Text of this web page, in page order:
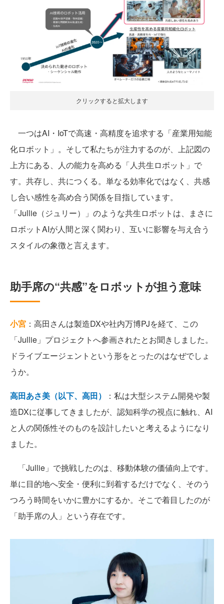
クリックすると拡大します
一つはAI・IoTで高速・高精度を追求する「産業用知能
化ロボット」。そして私たちが注力するのが、上記図の
上方にある、人の能力を高める「人共生ロボット」で
す。共存し、共につくる。単なる効率化ではなく、共感
し合い感性を高め合う関係を目指しています。
「Jullie（ジュリー）」のような共生ロボットは、まさに
ロボットAIが人間と深く関わり、互いに影響を与え合う
スタイルの象徴と言えます。
助手席の“共感”をロボットが担う意味
小宮 ：高田さんは製造DXや社内万博PJを経て、この
「Jullie」プロジェクトへ参画されたとお聞きしました。
ドライブエージェントという形をとったのはなぜでしょ
うか。
高田あさ美（以下、高田）
：私は大型システム開発や製
造DXに従事してきましたが、認知科学の視点に触れ、AI
と人の関係性そのものを設計したいと考えるようになり
ました。
「Jullie」で挑戦したのは、移動体験の価値向上です。
単に目的地へ安全・便利に到着するだけでなく、そのう
つろう時間をいかに豊かにするか。そこで着目したのが
「助手席の人」という存在です。